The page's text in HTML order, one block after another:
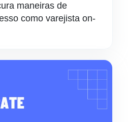
maneiras de
como varejista on-